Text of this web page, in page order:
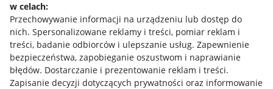
w celach:
Przechowywanie informacji na urządzeniu lub dostęp do
nich. Spersonalizowane reklamy i treści, pomiar reklam i
treści, badanie odbiorców i ulepszanie usług. Zapewnienie
bezpieczeństwa, zapobieganie oszustwom i naprawianie
błędów. Dostarczanie i prezentowanie reklam i treści.
Zapisanie decyzji dotyczących prywatności oraz informowanie
Allegro Gadane dla sprzedających
Allegro Gadane dla kupujących
Mapa miejscowości
Informacje prawne